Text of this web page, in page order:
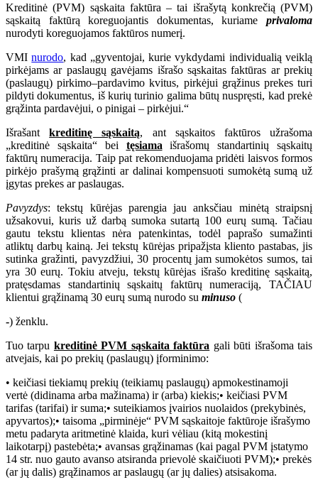
Kreditinė (PVM) sąskaita faktūra – tai išrašytą konkrečią (PVM)
sąskaitą faktūrą koreguojantis dokumentas, kuriame privaloma
nurodyti koreguojamos faktūros numerį.
VMInurodo, kad „gyventojai, kurie vykdydami individualią veiklą
pirkėjams ar paslaugų gavėjams išrašo sąskaitas faktūras ar prekių
(paslaugų) pirkimo–pardavimo kvitus, pirkėjui grąžinus prekes turi
pildyti dokumentus, iš kurių turinio galima būtų nuspręsti, kad prekė
grąžinta pardavėjui, o pinigai – pirkėjui.“
Išrašantkreditinę sąskaitą, ant sąskaitos faktūros užrašoma
„kreditinė sąskaita“ bei tęsiama išrašomų standartinių sąskaitų
faktūrų numeracija. Taip pat rekomenduojama pridėti laisvos formos
pirkėjo prašymą grąžinti ar dalinai kompensuoti sumokėtą sumą už
įgytas prekes ar paslaugas.
Pavyzdys: tekstų kūrėjas parengia jau anksčiau minėtą straipsnį
užsakovui, kuris už darbą sumoka sutartą 100 eurų sumą. Tačiau
gautu tekstu klientas nėra patenkintas, todėl paprašo sumažinti
atliktų darbų kainą. Jei tekstų kūrėjas pripažįsta kliento pastabas, jis
sutinka gražinti, pavyzdžiui, 30 procentų jam sumokėtos sumos, tai
yra 30 eurų. Tokiu atveju, tekstų kūrėjas išrašo kreditinę sąskaitą,
pratęsdamas standartinių sąskaitų faktūrų numeraciją, TAČIAU
klientui grąžinamą 30 eurų sumą nurodo su minuso (
-) ženklu.
Tuo tarpu kreditinė PVM sąskaita faktūra gali būti išrašoma tais
atvejais, kai po prekių (paslaugų) įforminimo:
• keičiasi tiekiamų prekių (teikiamų paslaugų) apmokestinamoji
vertė (didinama arba mažinama) ir (arba) kiekis;• keičiasi PVM
tarifas (tarifai) ir suma;• suteikiamos įvairios nuolaidos (prekybinės,
apyvartos);• taisoma „pirminėje“ PVM sąskaitoje faktūroje išrašymo
metu padaryta aritmetinė klaida, kuri vėliau (kitą mokestinį
laikotarpį) pastebėta;• avansas grąžinamas (kai pagal PVM įstatymo
14 str. nuo gauto avanso atsiranda prievolė skaičiuoti PVM);• prekės
(ar jų dalis) grąžinamos ar paslaugų (ar jų dalies) atsisakoma.